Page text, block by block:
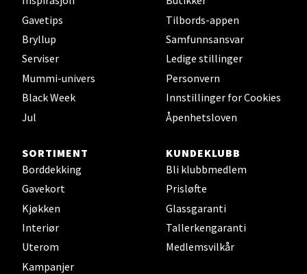
Gavetips
Bryllup
Serviser
Mummi-univers
Black Week
Jul
Tilbords-appen
Samfunnsansvar
Ledige stillinger
Personvern
Innstillinger for Cookies
Åpenhetsloven
SORTIMENT
Borddekking
Gavekort
Kjøkken
Interiør
Uterom
Kampanjer
KUNDEKLUBB
Bli klubbmedlem
Prisløfte
Glassgaranti
Tallerkengaranti
Medlemsvilkår
Trondheim - Sirkus Shopping
Åpent i dag 09-21
Velg
Ski - Thon Senter Ski
Ski Storsenter, Jernbanesvingen 6, 1400 Ski
Åpent i dag 10-21